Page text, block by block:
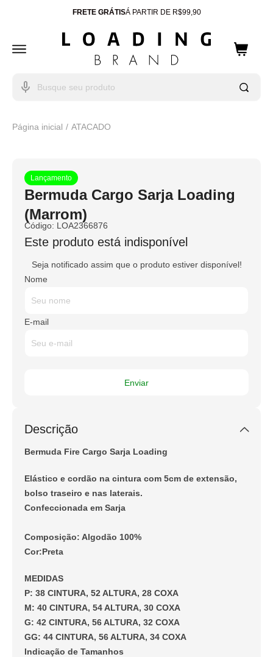
FRETE GRÁTISÁ PARTIR DE R$99,90
ENTREGA PARA TODO BRASIL
10% OFFCUPOM: WELCOME
Página inicial ATACADO
Lançamento
Bermuda Cargo Sarja Loading
(Marrom)
Código: LOA2366876
Este produto está indisponível
Seja notificado assim que o produto estiver disponível!
Nome
E-mail
Descrição
Bermuda Fire Cargo Sarja Loading
Elástico e cordão na cintura com 5cm de extensão,
bolso traseiro e nas laterais.
Confeccionada em Sarja
Composição: Algodão 100%
Cor:Preta
MEDIDAS
P: 38 CINTURA, 52 ALTURA, 28 COXA
M: 40 CINTURA, 54 ALTURA, 30 COXA
G: 42 CINTURA, 56 ALTURA, 32 COXA
GG: 44 CINTURA, 56 ALTURA, 34 COXA
Indicação de Tamanhos